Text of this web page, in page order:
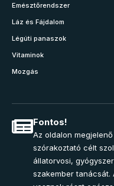
Emésztőrendszer
Láz és Fájdalom
Légúti panaszok
Vitaminok
Mozgás
Fontos!
Az oldalon
szórakoztató célt
állatorvosi,
szakember tanácsát.